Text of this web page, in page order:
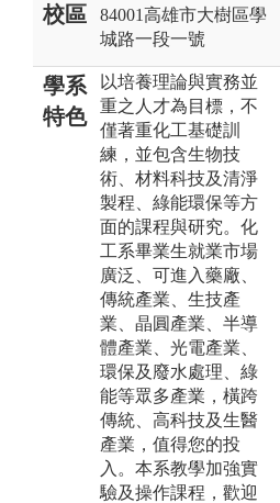
校區
84001高雄市大樹區學
城路一段一號
學系
特色
以培養理論與實務並
重之人才為目標，不
僅著重化工基礎訓
練，並包含生物技
術、材料科技及清淨
製程、綠能環保等方
面的課程與研究。化
工系畢業生就業市場
廣泛、可進入藥廠、
傳統產業、生技產
業、晶圓產業、半導
體產業、光電產業、
環保及廢水處理、綠
能等眾多產業，橫跨
傳統、高科技及生醫
產業，值得您的投
入。本系教學加強實
驗及操作課程，歡迎